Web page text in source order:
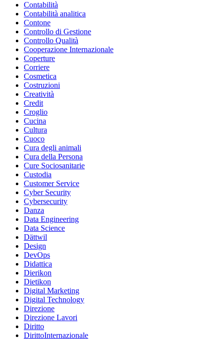
Contabilità
Contabilità analitica
Contone
Controllo di Gestione
Controllo Qualità
Cooperazione Internazionale
Coperture
Corriere
Cosmetica
Costruzioni
Creatività
Credit
Croglio
Cucina
Cultura
Cuoco
Cura degli animali
Cura della Persona
Cure Sociosanitarie
Custodia
Customer Service
Cyber Security
Cybersecurity
Danza
Data Engineering
Data Science
Dättwil
Design
DevOps
Didattica
Dierikon
Dietikon
Digital Marketing
Digital Technology
Direzione
Direzione Lavori
Diritto
DirittoInternazionale